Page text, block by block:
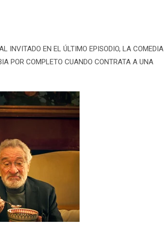
INVITADO EN EL ÚLTIMO EPISODIO, LA COMEDIA
POR COMPLETO CUANDO CONTRATA A UNA